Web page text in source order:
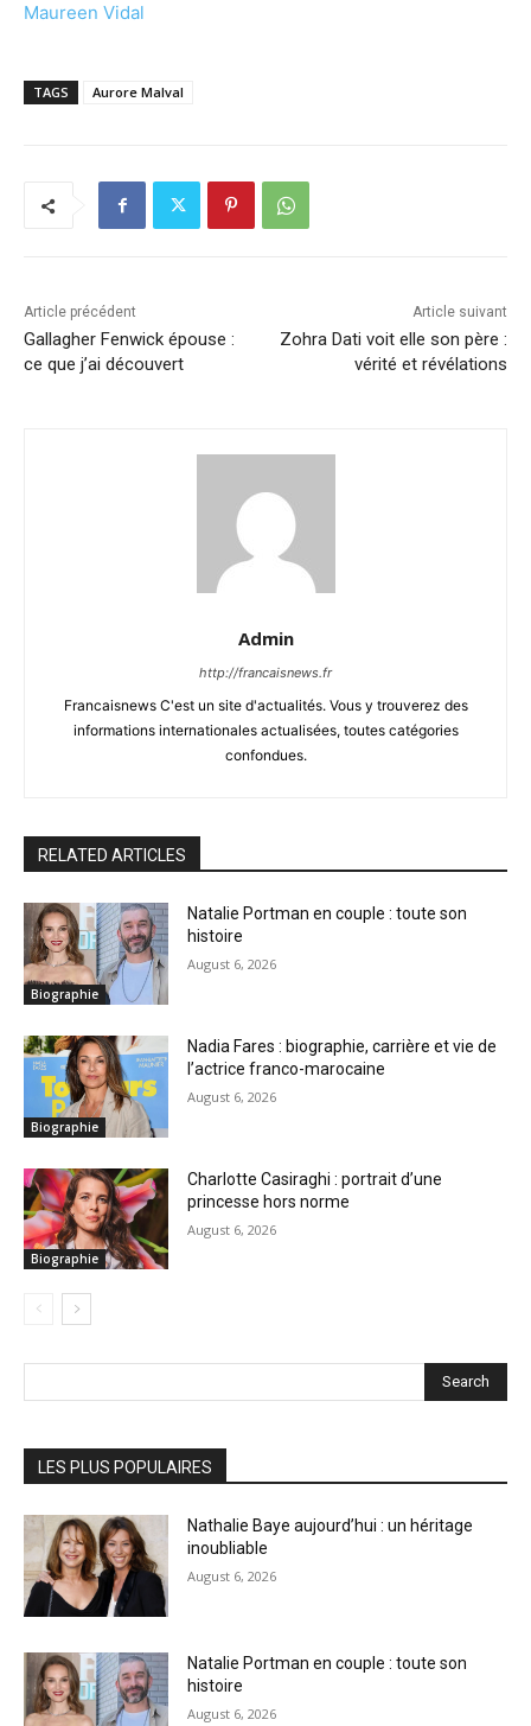
Maureen Vidal
TAGS Aurore Malval
Article précédent
Gallagher Fenwick épouse :
ce que j’ai découvert
Article suivant
Zohra Dati voit elle son père :
vérité et révélations
Admin
http://francaisnews.fr
Francaisnews C'est un site d'actualités. Vous y trouverez des
informations internationales actualisées, toutes catégories
confondues.
RELATED ARTICLES
Biographie
Natalie Portman en couple : toute son
histoire
August 6, 2026
Biographie
Nadia Fares : biographie, carrière et vie de
l’actrice franco-marocaine
August 6, 2026
Biographie
Charlotte Casiraghi : portrait d’une
princesse hors norme
August 6, 2026
Search
LES PLUS POPULAIRES
Nathalie Baye aujourd’hui : un héritage
inoubliable
August 6, 2026
Natalie Portman en couple : toute son
histoire
August 6, 2026